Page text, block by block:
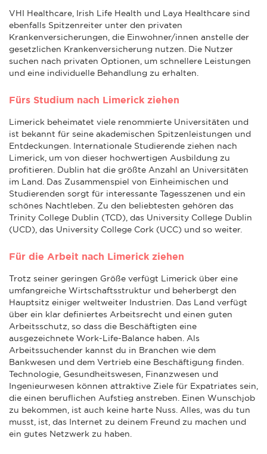
VHI Healthcare, Irish Life Health und Laya Healthcare sind
ebenfalls Spitzenreiter unter den privaten
Krankenversicherungen, die Einwohner/innen anstelle der
gesetzlichen Krankenversicherung nutzen. Die Nutzer
suchen nach privaten Optionen, um schnellere Leistungen
und eine individuelle Behandlung zu erhalten.
Fürs Studium nach Limerick ziehen
Limerick beheimatet viele renommierte Universitäten und
ist bekannt für seine akademischen Spitzenleistungen und
Entdeckungen. Internationale Studierende ziehen nach
Limerick, um von dieser hochwertigen Ausbildung zu
profitieren. Dublin hat die größte Anzahl an Universitäten
im Land. Das Zusammenspiel von Einheimischen und
Studierenden sorgt für interessante Tagesszenen und ein
schönes Nachtleben. Zu den beliebtesten gehören das
Trinity College Dublin (TCD), das University College Dublin
(UCD), das University College Cork (UCC) und so weiter.
Für die Arbeit nach Limerick ziehen
Trotz seiner geringen Größe verfügt Limerick über eine
umfangreiche Wirtschaftsstruktur und beherbergt den
Hauptsitz einiger weltweiter Industrien. Das Land verfügt
über ein klar definiertes Arbeitsrecht und einen guten
Arbeitsschutz, so dass die Beschäftigten eine
ausgezeichnete Work-Life-Balance haben. Als
Arbeitssuchender kannst du in Branchen wie dem
Bankwesen und dem Vertrieb eine Beschäftigung finden.
Technologie, Gesundheitswesen, Finanzwesen und
Ingenieurwesen können attraktive Ziele für Expatriates sein,
die einen beruflichen Aufstieg anstreben. Einen Wunschjob
zu bekommen, ist auch keine harte Nuss. Alles, was du tun
musst, ist, das Internet zu deinem Freund zu machen und
ein gutes Netzwerk zu haben.